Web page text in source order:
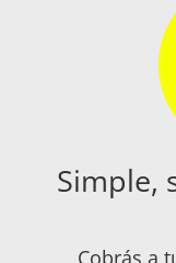
Simple,
Cobrás a